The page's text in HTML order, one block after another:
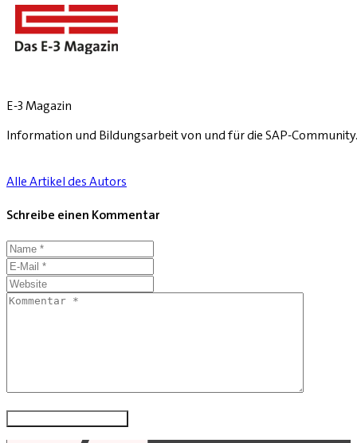
E-3 Magazin
Information und Bildungsarbeit von und für die SAP-Community.
Alle Artikel des Autors
Schreibe einen Kommentar